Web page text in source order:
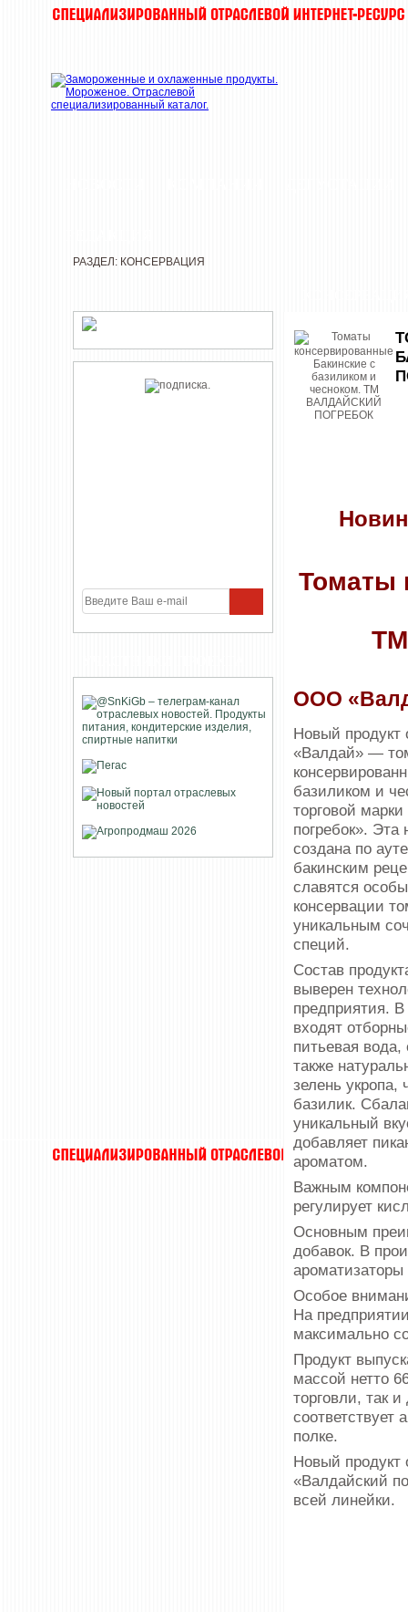
РАЗДЕЛ: КОНСЕРВАЦИЯ
Томаты
ООО
Новый
«Валдай» —
базиликом и
торговой
погребок». Эта
создана по
бакинским
славятся
консервации
уникальным
специй.
Состав
выверен
предприятия. В
входят
питьевая
также
зелень укропа,
базилик.
уникальный
добавляет
ароматом.
Важным
регулирует
Основным
добавок. В
Особое
На
максимально
Продукт
массой нетто
торговли, так
соответствует
полке.
Новый продукт
«Валдайский
всей линейки.